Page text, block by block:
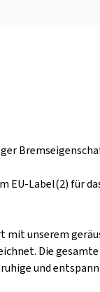
EU-Label(2) für
unserem
Die
und